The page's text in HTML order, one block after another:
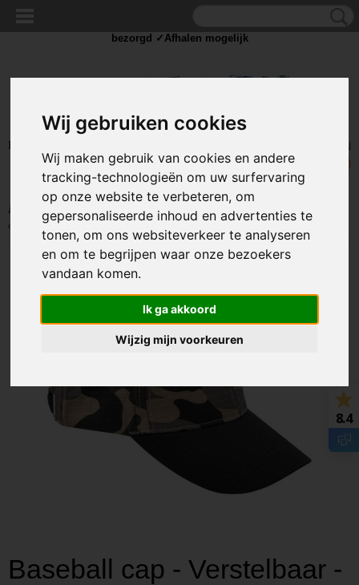
Wij gebruiken cookies
Wij maken gebruik van cookies en andere
tracking-technologieën om uw surfervaring
op onze website te verbeteren, om
gepersonaliseerde inhoud en advertenties te
tonen, om ons websiteverkeer te analyseren
en om te begrijpen waar onze bezoekers
vandaan komen.
Ik ga akkoord
Wijzig mijn voorkeuren
Inloggen
UW WINKELWAGEN
Geen producten
(0)
Home VEILIGHEID Werkkleding Overige werkkleding
Baseball
cap - Verstelbaar - Camo
Baseball cap - Verstelbaar -
bezorgd ✓Afhalen mogelijk
8.4